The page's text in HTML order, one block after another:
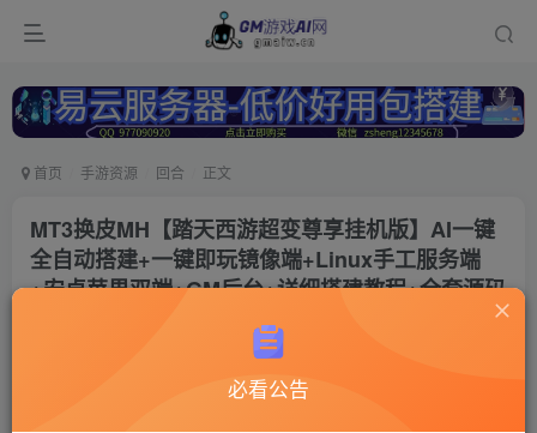
首页 手游资源 回合 正文
MT3换皮MH【踏天西游超变尊享挂机版】AI一键
全自动搭建+一键即玩镜像端+Linux手工服务端
+安卓苹果双端+GM后台+详细搭建教程+全套源码
付费资源
必看公告